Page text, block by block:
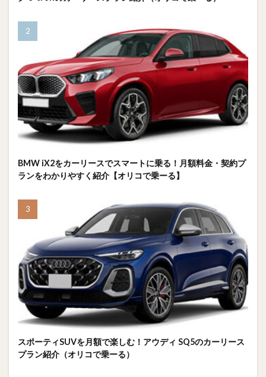
BMW iX2をカーリースでスマートに乗る！月額料金・契約プ
ランをわかりやすく紹介【オリコで乗ーる】
スポーティSUVを月額で楽しむ！アウディ SQ5のカーリース
プラン紹介（オリコで乗ーる）